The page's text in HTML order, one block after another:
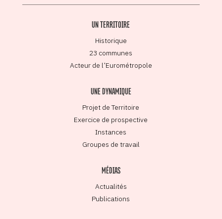
UN TERRITOIRE
Historique
23 communes
Acteur de l’Eurométropole
UNE DYNAMIQUE
Projet de Territoire
Exercice de prospective
Instances
Groupes de travail
MÉDIAS
Actualités
Publications